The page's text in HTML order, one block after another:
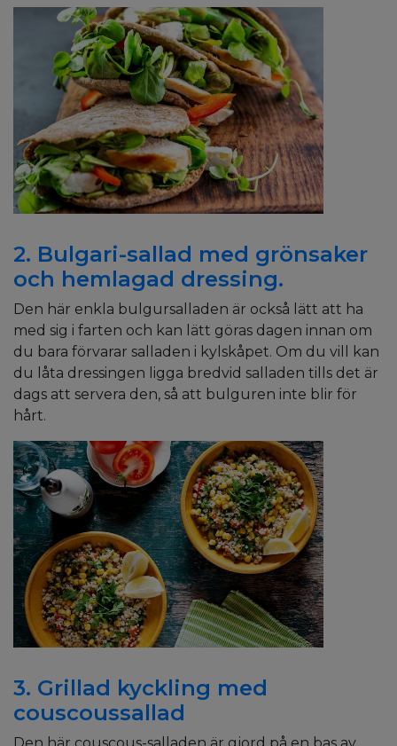
2. Bulgari-sallad med grönsaker
och hemlagad dressing.
Den här enkla bulgursalladen är också lätt att ha
med sig i farten och kan lätt göras dagen innan om
du bara förvarar salladen i kylskåpet. Om du vill kan
du låta dressingen ligga bredvid salladen tills det är
dags att servera den, så att bulguren inte blir för
hårt.
3. Grillad kyckling med
couscoussallad